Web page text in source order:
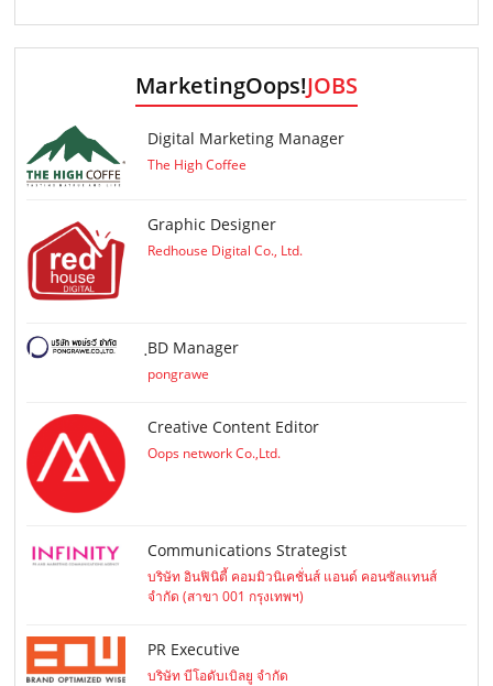
MarketingOops!JOBS
Digital Marketing Manager
The High Coffee
Graphic Designer
Redhouse Digital Co., Ltd.
ฺBD Manager
pongrawe
Creative Content Editor
Oops network Co.,Ltd.
Communications Strategist
บริษัท อินฟินิตี้ คอมมิวนิเคชั่นส์ แอนด์ คอนซัลแทนส์
จำกัด (สาขา 001 กรุงเทพฯ)
PR Executive
บริษัท บีโอดับเบิลยู จำกัด